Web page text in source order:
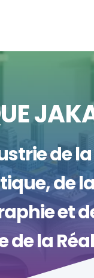
de la
de
et
de la